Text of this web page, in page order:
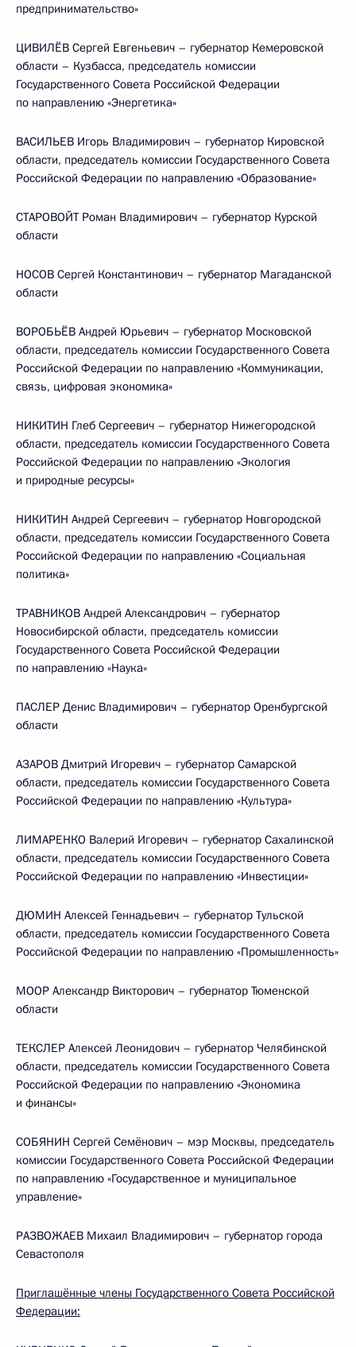
предпринимательство»
ЦИВИЛЁВ Сергей Евгеньевич – губернатор Кемеровской
области – Кузбасса, председатель комиссии
Государственного Совета Российской Федерации
по направлению «Энергетика»
ВАСИЛЬЕВ Игорь Владимирович – губернатор Кировской
области, председатель комиссии Государственного Совета
Российской Федерации по направлению «Образование»
СТАРОВОЙТ Роман Владимирович – губернатор Курской
области
НОСОВ Сергей Константинович – губернатор Магаданской
области
ВОРОБЬЁВ Андрей Юрьевич – губернатор Московской
области, председатель комиссии Государственного Совета
Российской Федерации по направлению «Коммуникации,
связь, цифровая экономика»
НИКИТИН Глеб Сергеевич – губернатор Нижегородской
области, председатель комиссии Государственного Совета
Российской Федерации по направлению «Экология
и природные ресурсы»
НИКИТИН Андрей Сергеевич – губернатор Новгородской
области, председатель комиссии Государственного Совета
Российской Федерации по направлению «Социальная
политика»
ТРАВНИКОВ Андрей Александрович – губернатор
Новосибирской области, председатель комиссии
Государственного Совета Российской Федерации
по направлению «Наука»
ПАСЛЕР Денис Владимирович – губернатор Оренбургской
области
АЗАРОВ Дмитрий Игоревич – губернатор Самарской
области, председатель комиссии Государственного Совета
Российской Федерации по направлению «Культура»
ЛИМАРЕНКО Валерий Игоревич – губернатор Сахалинской
области, председатель комиссии Государственного Совета
Российской Федерации по направлению «Инвестиции»
ДЮМИН Алексей Геннадьевич – губернатор Тульской
области, председатель комиссии Государственного Совета
Российской Федерации по направлению «Промышленность»
МООР Александр Викторович – губернатор Тюменской
области
ТЕКСЛЕР Алексей Леонидович – губернатор Челябинской
области, председатель комиссии Государственного Совета
Российской Федерации по направлению «Экономика
и финансы»
СОБЯНИН Сергей Семёнович – мэр Москвы, председатель
комиссии Государственного Совета Российской Федерации
по направлению «Государственное и муниципальное
управление»
РАЗВОЖАЕВ Михаил Владимирович – губернатор города
Севастополя
Приглашённые члены Государственного Совета Российской
Федерации: